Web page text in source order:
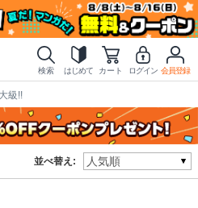
検索 はじめて カート ログイン 会員登録
級!!
並べ替え: